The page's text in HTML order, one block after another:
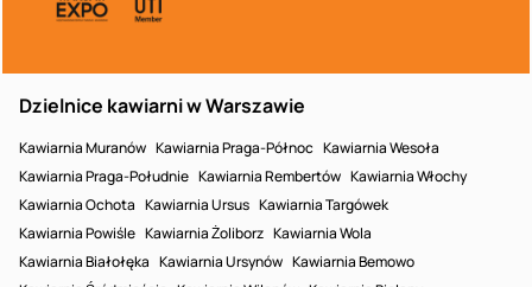
Dzielnice kawiarni w Warszawie
Kawiarnia Muranów Kawiarnia Praga-Północ Kawiarnia Wesoła
Kawiarnia Praga-Południe Kawiarnia Rembertów Kawiarnia Włochy
Kawiarnia Ochota Kawiarnia Ursus Kawiarnia Targówek
Kawiarnia Powiśle Kawiarnia Żoliborz Kawiarnia Wola
Kawiarnia Białołęka Kawiarnia Ursynów Kawiarnia Bemowo